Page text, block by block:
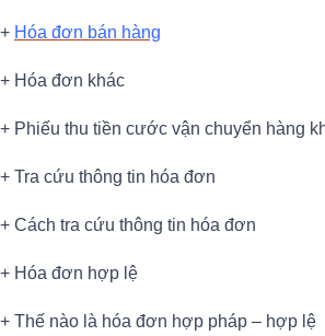
+ Hóa đơn bán hàng
+ Hóa đơn khác
+ Phiếu thu tiền cước vận chuyển hàng
+ Tra cứu thông tin hóa đơn
+ Cách tra cứu thông tin hóa đơn
+ Hóa đơn hợp lệ
+ Thế nào là hóa đơn hợp pháp – hợp lệ